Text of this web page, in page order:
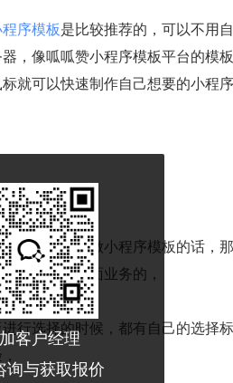
序模板是比较推荐的，可以不用
器，像呱呱赞小程序模板平台的模
就可以快速制作自己想要的小程序
开发公司来做小程序模板的话，
就是做这方面业务的，
行选择的时候，都有自己的选择
客户经理
询与获取报价